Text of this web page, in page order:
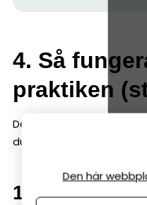
4. Så
praktiken
Det är här många tror att
du det enkelt, så är det
1. Samla alla
Den här